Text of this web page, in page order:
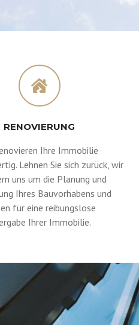
RENOVIERUNG
Ihre Immobilie
Lehnen Sie sich zurück, wir
uns um die Planung und
Ihres Bauvorhabens und
für eine reibungslose
Ihrer Immobilie.